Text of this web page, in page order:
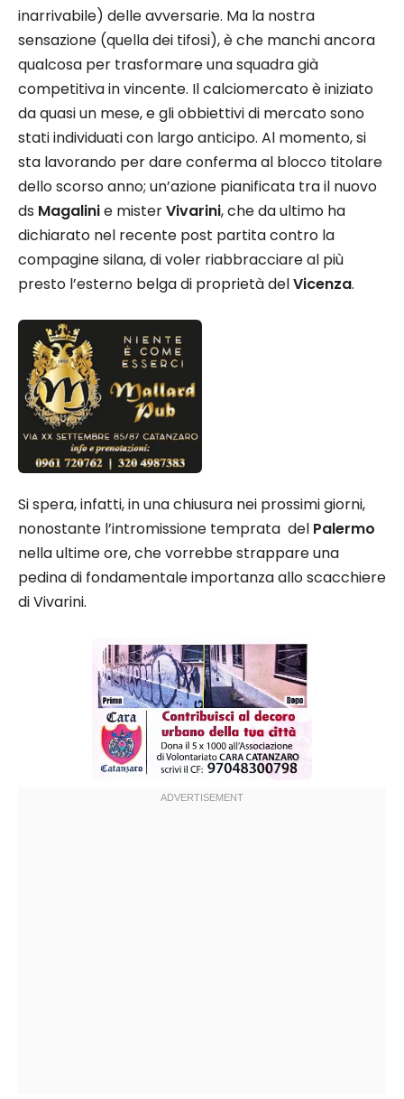
inarrivabile) delle avversarie. Ma la nostra
sensazione (quella dei tifosi), è che manchi ancora
qualcosa per trasformare una squadra già
competitiva in vincente. Il calciomercato è iniziato
da quasi un mese, e gli obbiettivi di mercato sono
stati individuati con largo anticipo. Al momento, si
sta lavorando per dare conferma al blocco titolare
dello scorso anno; un’azione pianificata tra il nuovo
ds Magalinie misterVivarini, che da ultimo ha
dichiarato nel recente post partita contro la
compagine silana, di voler riabbracciare al più
presto l’esterno belga di proprietà delVicenza.
Si spera, infatti, in una chiusura nei prossimi giorni,
nonostante l’intromissione temprata del Palermo
nella ultime ore, che vorrebbe strappare una
pedina di fondamentale importanza allo scacchiere
di Vivarini.